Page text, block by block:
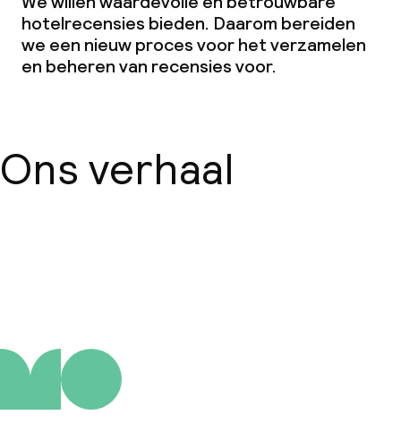
hotelrecensies bieden. Daarom bereiden
we een nieuw proces voor het verzamelen
en beheren van recensies voor.
Ons verhaal